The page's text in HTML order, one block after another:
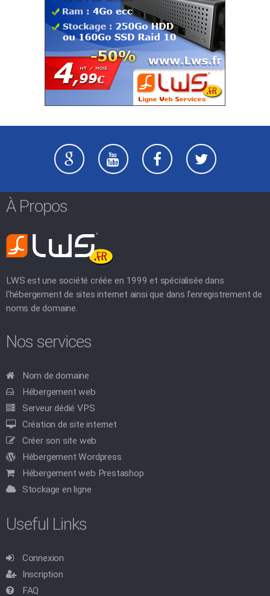
À Propos
LWS est une société créée en 1999 et spécialisée dans
l'hébergement de sites internet ainsi que dans l'enregistrement de
noms de domaine.
Nos services
Nom de domaine
Hébergement web
Serveur dédié VPS
Création de site internet
Créer son site web
Hébergement Wordpress
Hébergement web Prestashop
Stockage en ligne
Useful Links
Connexion
Inscription
FAQ